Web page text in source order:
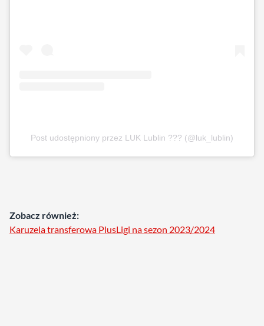
Post udostępniony przez LUK Lublin ??? (@luk_lublin)
Zobacz również:
Karuzela transferowa PlusLigi na sezon 2023/2024